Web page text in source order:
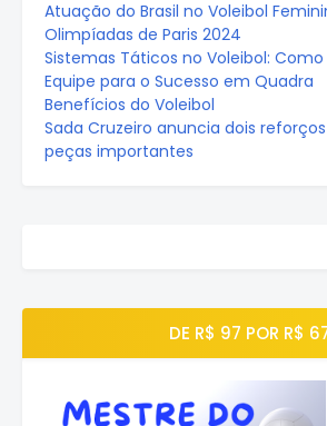
Atuação do Brasil no Voleibol
Olimpíadas de Paris 2024
Sistemas Táticos no Voleibol:
Equipe para o Sucesso em Quadra
Benefícios do Voleibol
Sada Cruzeiro anuncia dois
peças importantes
DE R$ 97 POR R$